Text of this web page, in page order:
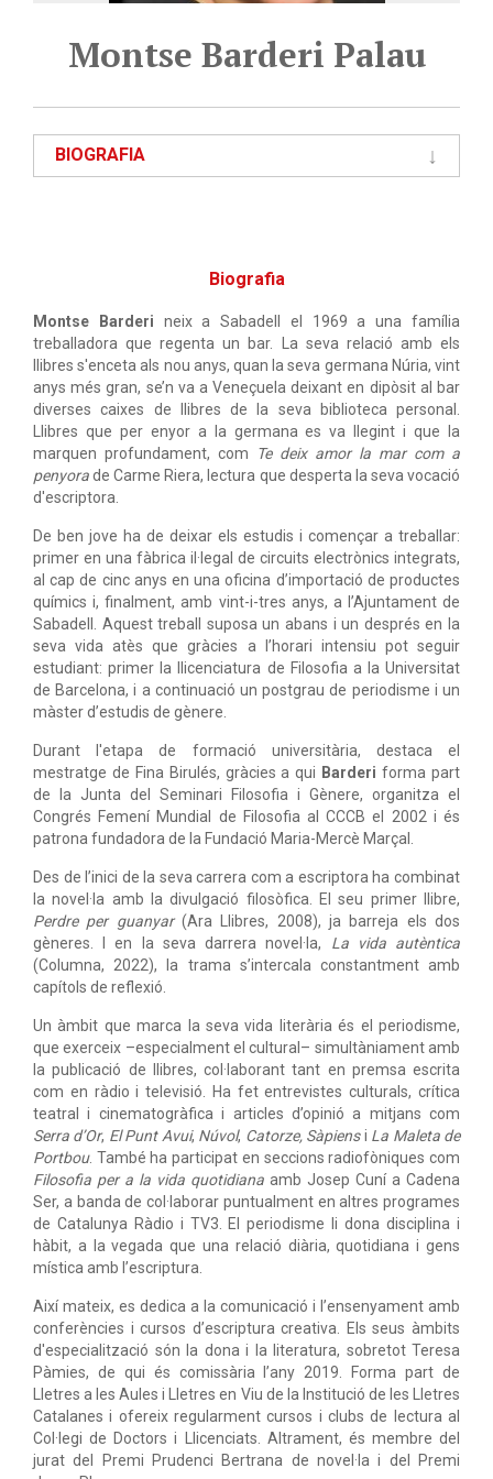
Montse Barderi Palau
BIOGRAFIA
Biografia
Montse Barderi neix a Sabadell el 1969 a una família
treballadora que regenta un bar. La seva relació amb els
llibres s'enceta als nou anys, quan la seva germana Núria, vint
anys més gran, se’n va a Veneçuela deixant en dipòsit al bar
diverses caixes de llibres de la seva biblioteca personal.
Llibres que per enyor a la germana es va llegint i que la
marquen profundament, com
Te deix amor la mar com a
penyorade Carme Riera, lectura que desperta la seva vocació
d'escriptora.
De ben jove ha de deixar els estudis i començar a treballar:
primer en una fàbrica il·legal de circuits electrònics integrats,
al cap de cinc anys en una oficina d’importació de productes
químics i, finalment, amb vint-i-tres anys, a l’Ajuntament de
Sabadell. Aquest treball suposa un abans i un després en la
seva vida atès que gràcies a l’horari intensiu pot seguir
estudiant: primer la llicenciatura de Filosofia a la Universitat
de Barcelona, i a continuació un postgrau de periodisme i un
màster d’estudis de gènere.
Durant l'etapa de formació universitària, destaca el
mestratge de Fina Birulés, gràcies a qui Barderiforma part
de la Junta del Seminari Filosofia i Gènere, organitza el
Congrés Femení Mundial de Filosofia al CCCB el 2002 i és
patrona fundadora de la Fundació Maria-Mercè Marçal.
Des de l’inici de la seva carrera com a escriptora ha combinat
la novel·la amb la divulgació filosòfica. El seu primer llibre,
Perdre per guanyar(Ara Llibres, 2008), ja barreja els dos
gèneres. I en la seva darrera novel·la, La vida autèntica
(Columna, 2022), la trama s’intercala constantment amb
capítols de reflexió.
Un àmbit que marca la seva vida literària és el periodisme,
que exerceix –especialment el cultural– simultàniament amb
la publicació de llibres, col·laborant tant en premsa escrita
com en ràdio i televisió. Ha fet entrevistes culturals, crítica
teatral i cinematogràfica i articles d’opinió a mitjans com
Serra d’Or, El Punt Avui, Núvol, Catorze, Sàpiensi La Maleta de
Portbou. També ha participat en seccions radiofòniques com
Filosofia per a la vida quotidiana amb Josep Cuní a Cadena
Ser, a banda de col·laborar puntualment en altres programes
de Catalunya Ràdio i TV3. El periodisme li dona disciplina i
hàbit, a la vegada que una relació diària, quotidiana i gens
mística amb l’escriptura.
Així mateix, es dedica a la comunicació i l’ensenyament amb
conferències i cursos d’escriptura creativa. Els seus àmbits
d'especialització són la dona i la literatura, sobretot Teresa
Pàmies, de qui és comissària l’any 2019. Forma part de
Lletres a les Aules i Lletres en Viu de la Institució de les Lletres
Catalanes i ofereix regularment cursos i clubs de lectura al
Col·legi de Doctors i Llicenciats. Altrament, és membre del
jurat del Premi Prudenci Bertrana de novel·la i del Premi